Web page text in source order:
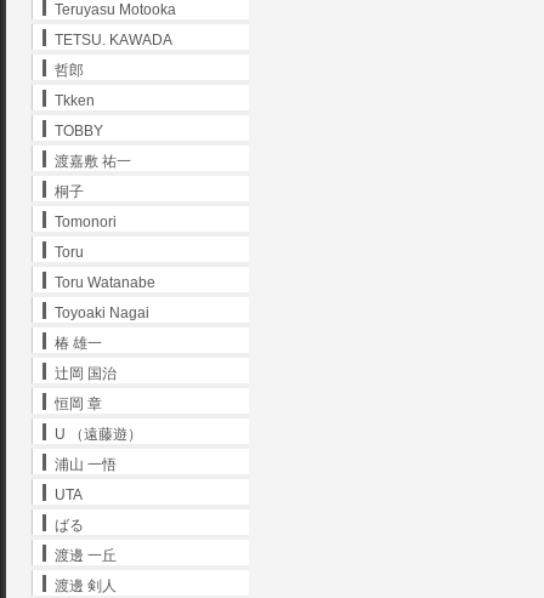
Teruyasu Motooka
TETSU. KAWADA
哲郎
Tkken
TOBBY
渡嘉敷 祐一
桐子
Tomonori
Toru
Toru Watanabe
Toyoaki Nagai
椿 雄一
辻岡 国治
恒岡 章
U （遠藤遊）
浦山 一悟
UTA
ばる
渡邊 一丘
渡邊 剣人